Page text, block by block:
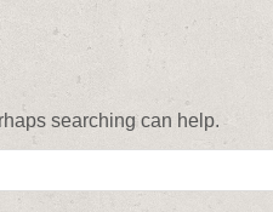
searching can help.